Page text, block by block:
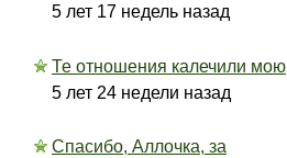
5 лет 17 недель назад
Те отношения калечили мою
5 лет 24 недели назад
Спасибо, Аллочка, за